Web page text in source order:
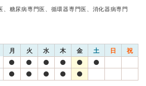
、糖尿病専門医、循環器専門医、消化器病専門
月 火 水 木 金 土 日 祝